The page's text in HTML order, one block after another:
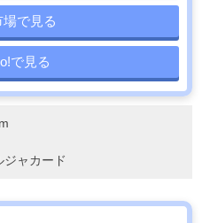
で見る
で見る
ジャカード